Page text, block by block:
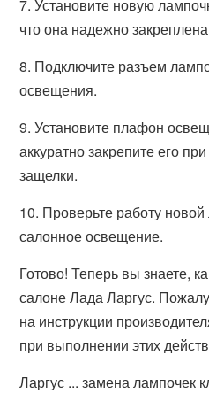
7. Установите новую
что она надежно
8. Подключите разъем
освещения.
9. Установите плафон
аккуратно закрепите его
защелки.
10. Проверьте работу
салонное освещение.
Готово! Теперь вы знаете,
салоне Лада Ларгус.
на инструкции
при выполнении этих
Ларгус ... замена лампочек